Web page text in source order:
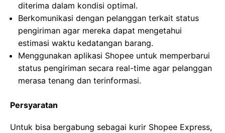
diterima dalam kondisi optimal.
Berkomunikasi dengan pelanggan terkait status
pengiriman agar mereka dapat mengetahui
estimasi waktu kedatangan barang.
Menggunakan aplikasi Shopee untuk memperbarui
status pengiriman secara real-time agar pelanggan
merasa tenang dan terinformasi.
Persyaratan
Untuk bisa bergabung sebagai kurir Shopee Express,